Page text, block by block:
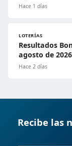
Hace 1 días
LOTERÍAS
Resultados
agosto de 2026
Hace 2 días
Recibe las